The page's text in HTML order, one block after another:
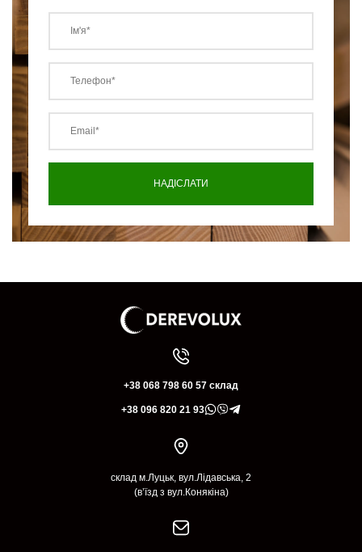
+38 068 798 60 57 склад
+38 096 820 21 93
склад м.Луцьк, вул.Лідавська, 2
(в’їзд з вул.Конякіна)